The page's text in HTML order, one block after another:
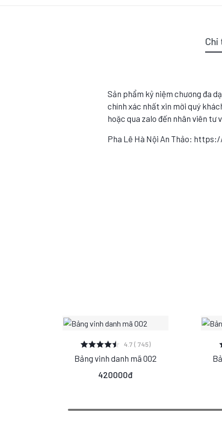
Sản phẩm kỷ niệm chương đa
chính xác nhất xin mời quý
hoặc qua zalo đến nhân viên tư
Pha Lê Hà Nội An Thảo:
XEM CHI TIẾT
S M L
4.7 ( 745)
Bảng vinh danh mã 002
420000đ